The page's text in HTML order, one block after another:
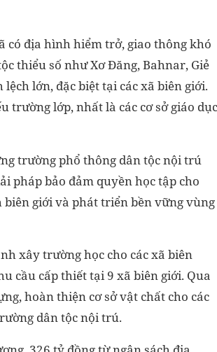
có địa hình hiểm trở, giao thông khó
thiểu số như Xơ Đăng, Bahnar, Giẻ
lớn, đặc biệt tại các xã biên giới.
trường lớp, nhất là các cơ sở giáo dục
trường phổ thông dân tộc nội trú
pháp bảo đảm quyền học tập cho
biên giới và phát triển bền vững vùng
xây trường học cho các xã biên
cầu cấp thiết tại 9 xã biên giới. Qua
hoàn thiện cơ sở vật chất cho các
dân tộc nội trú.